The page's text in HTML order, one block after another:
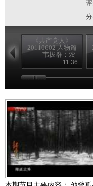
《共产党人》
20110602 人物篇
——韦拔群：农
民的好拔哥11:36